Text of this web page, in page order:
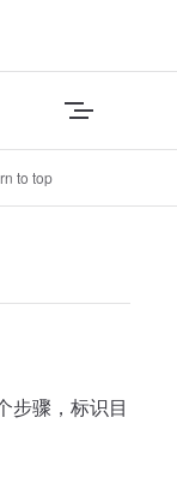
to top
步骤，标识目